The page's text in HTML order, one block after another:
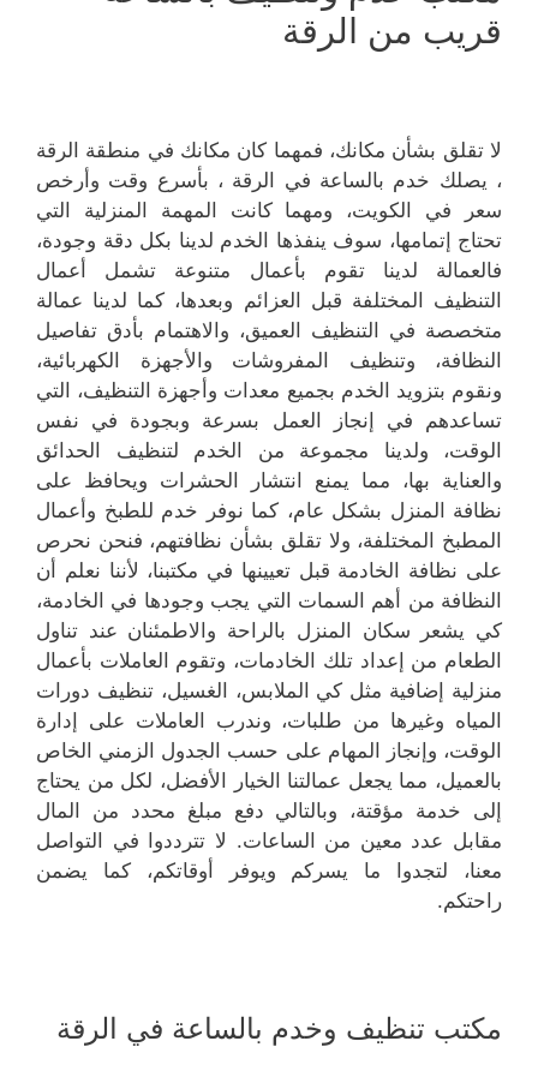
قريب من الرقة
لا تقلق بشأن مكانك، فمهما كان مكانك في منطقة الرقة
، يصلك خدم بالساعة في الرقة ، بأسرع وقت وأرخص
سعر في الكويت، ومهما كانت المهمة المنزلية التي
تحتاج إتمامها، سوف ينفذها الخدم لدينا بكل دقة وجودة،
فالعمالة لدينا تقوم بأعمال متنوعة تشمل أعمال
التنظيف المختلفة قبل العزائم وبعدها، كما لدينا عمالة
متخصصة في التنظيف العميق، والاهتمام بأدق تفاصيل
النظافة، وتنظيف المفروشات والأجهزة الكهربائية،
ونقوم بتزويد الخدم بجميع معدات وأجهزة التنظيف، التي
تساعدهم في إنجاز العمل بسرعة وبجودة في نفس
الوقت، ولدينا مجموعة من الخدم لتنظيف الحدائق
والعناية بها، مما يمنع انتشار الحشرات ويحافظ على
نظافة المنزل بشكل عام، كما نوفر خدم للطبخ وأعمال
المطبخ المختلفة، ولا تقلق بشأن نظافتهم، فنحن نحرص
على نظافة الخادمة قبل تعيينها في مكتبنا، لأننا نعلم أن
النظافة من أهم السمات التي يجب وجودها في الخادمة،
كي يشعر سكان المنزل بالراحة والاطمئنان عند تناول
الطعام من إعداد تلك الخادمات، وتقوم العاملات بأعمال
منزلية إضافية مثل كي الملابس، الغسيل، تنظيف دورات
المياه وغيرها من طلبات، وندرب العاملات على إدارة
الوقت، وإنجاز المهام على حسب الجدول الزمني الخاص
بالعميل، مما يجعل عمالتنا الخيار الأفضل، لكل من يحتاج
إلى خدمة مؤقتة، وبالتالي دفع مبلغ محدد من المال
مقابل عدد معين من الساعات. لا تترددوا في التواصل
معنا، لتجدوا ما يسركم ويوفر أوقاتكم، كما يضمن
راحتكم.
مكتب تنظيف وخدم بالساعة في الرقة